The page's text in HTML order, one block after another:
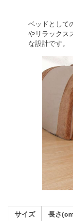
ベッドとして
やリラックス
な設計です。
サイズ 長さ